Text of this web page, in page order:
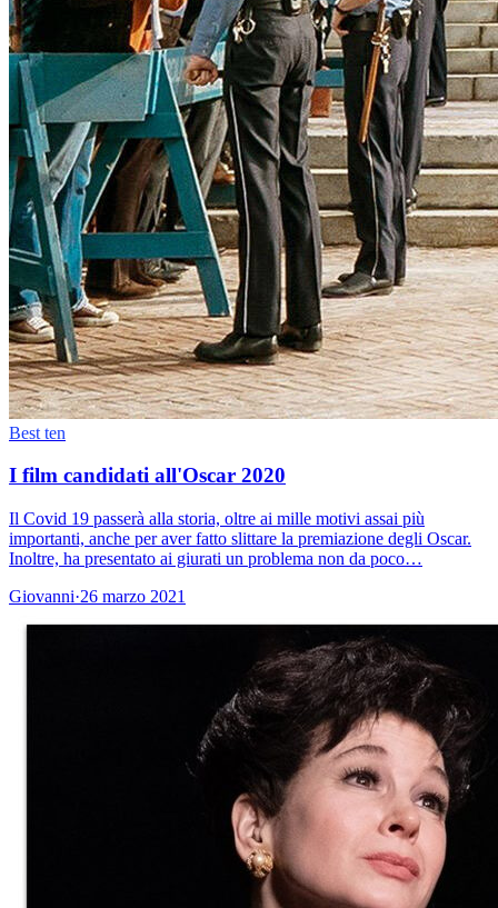
Best ten
I film candidati all'Oscar 2020
Il Covid 19 passerà alla storia, oltre ai mille motivi assai più
importanti, anche per aver fatto slittare la premiazione degli Oscar.
Inoltre, ha presentato ai giurati un problema non da poco…
Giovanni·26 marzo 2021